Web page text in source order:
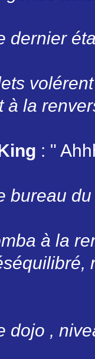
dernier
à la
: "
bureau
à la
dojo ,